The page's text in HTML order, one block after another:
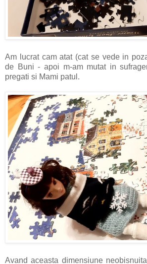
Am lucrat cam atat (cat se vede in
de Buni - apoi m-am mutat in
pregati si Mami patul.
Avand aceasta dimensiune